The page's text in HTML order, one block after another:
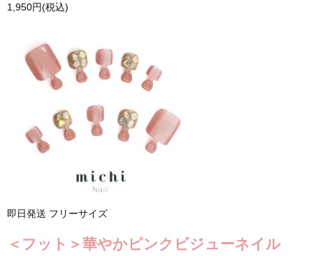
1,950円(税込)
即日発送 フリーサイズ
＜フット＞華やかピンクビジューネイル